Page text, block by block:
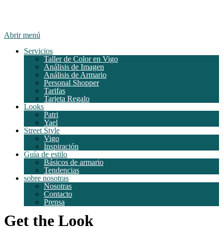
Abrir menú
Servicios
Taller de Color en Vigo
Análisis de Imagen
Análisis de Armario
Personal Shopper
Tarifas
Tarjeta Regalo
Looks
Patri
Yael
Street Style
Vigo
Inspiración
Guía de estilo
Básicos de armario
Tendencias
sobre nosotras
Nosotras
Contacto
Prensa
Get the Look